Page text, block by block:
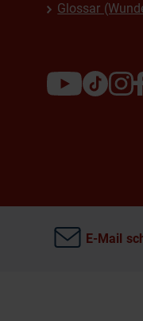
Glossar
E-Mail